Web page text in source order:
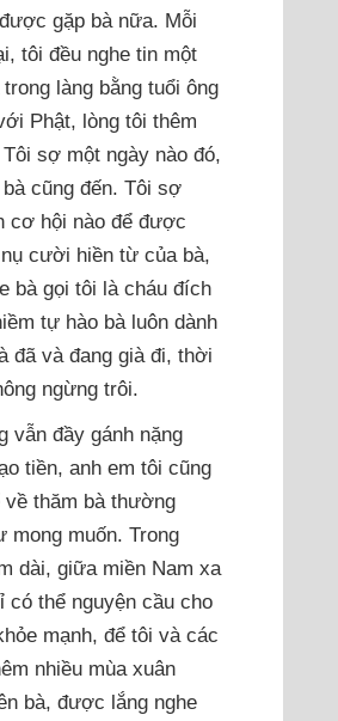
gặp bà nữa. Mỗi
tôi đều nghe tin một
làng bằng tuổi ông
Phật, lòng tôi thêm
sợ một ngày nào đó,
cũng đến. Tôi sợ
cơ hội nào để được
cười hiền từ của bà,
bà gọi tôi là cháu đích
tự hào bà luôn dành
đã và đang già đi, thời
ngừng trôi.
vẫn đầy gánh nặng
tiền, anh em tôi cũng
về thăm bà thường
mong muốn. Trong
dài, giữa miền Nam xa
có thể nguyện cầu cho
mạnh, để tôi và các
nhiều mùa xuân
bà, được lắng nghe